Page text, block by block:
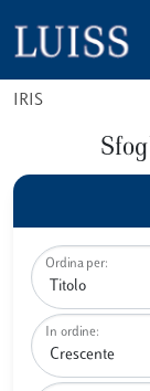
IRIS
Ordina per:
In ordine: